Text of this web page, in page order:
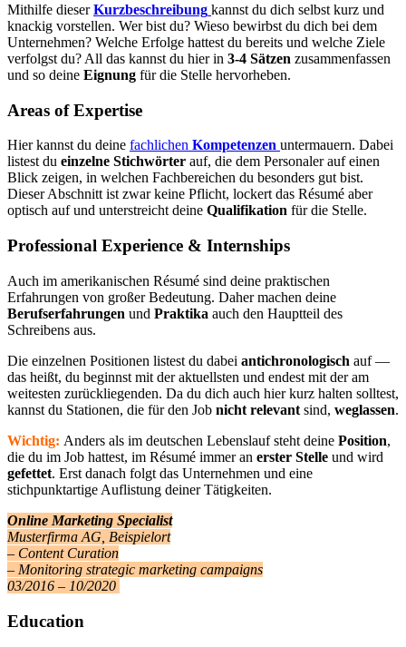
Mithilfe dieserKurzbeschreibung kannst du dich selbst kurz und
knackig vorstellen. Wer bist du? Wieso bewirbst du dich bei dem
Unternehmen? Welche Erfolge hattest du bereits und welche Ziele
verfolgst du? All das kannst du hier in 3-4 Sätzen zusammenfassen
und so deine Eignung für die Stelle hervorheben.
Areas of Expertise
Hier kannst du deine fachlichen Kompetenzen untermauern. Dabei
listest du einzelne Stichwörter auf, die dem Personaler auf einen
Blick zeigen, in welchen Fachbereichen du besonders gut bist.
Dieser Abschnitt ist zwar keine Pflicht, lockert das Résumé aber
optisch auf und unterstreicht deine Qualifikation für die Stelle.
Professional Experience & Internships
Auch im amerikanischen Résumé sind deine praktischen
Erfahrungen von großer Bedeutung. Daher machen deine
Berufserfahrungen und Praktika auch den Hauptteil des
Schreibens aus.
Die einzelnen Positionen listest du dabei antichronologisch auf —
das heißt, du beginnst mit der aktuellsten und endest mit der am
weitesten zurückliegenden. Da du dich auch hier kurz halten solltest,
kannst du Stationen, die für den Job nicht relevant sind, weglassen.
Wichtig: Anders als im deutschen Lebenslauf steht deine Position,
die du im Job hattest, im Résumé immer an erster Stelle und wird
gefettet. Erst danach folgt das Unternehmen und eine
stichpunktartige Auflistung deiner Tätigkeiten.
Online Marketing Specialist
Musterfirma AG, Beispielort
– Content Curation
– Monitoring strategic marketing campaigns
03/2016 – 10/2020
Education